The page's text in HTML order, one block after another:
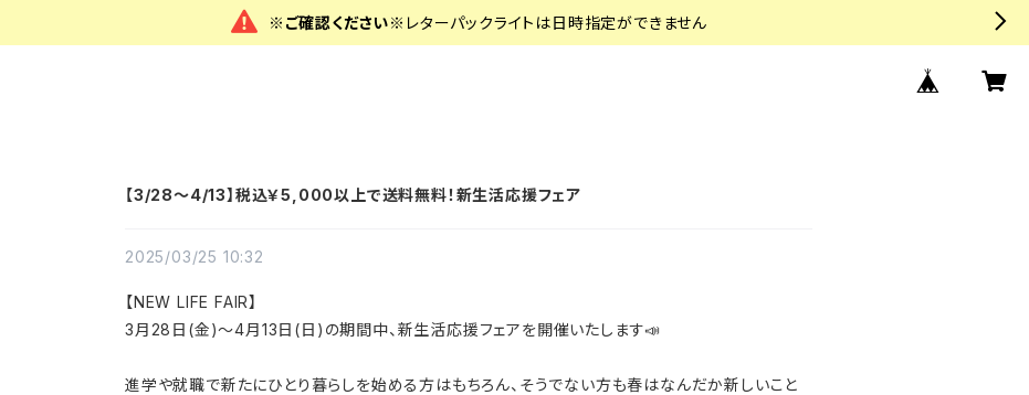
※ご確認ください※ レターパックライトは日時指定ができません
【3/28～4/13】税込￥5,000以上で送料無料！新生活応援フェア
2025/03/25 10:32
【NEW LIFE FAIR】
3月28日(金)〜4月13日(日)の期間中、新生活応援フェアを開催いたします📣
進学や就職で新たにひとり暮らしを始める方はもちろん、そうでない方も春はなんだか新しいこと